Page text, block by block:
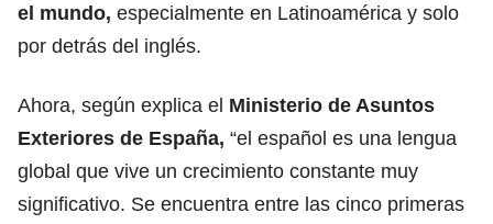
el mundo, especialmente en Latinoamérica y solo
por detrás del inglés.
Ahora, según explica el Ministerio de Asuntos
Exteriores de España, “el español es una lengua
global que vive un crecimiento constante muy
significativo. Se encuentra entre las cinco primeras